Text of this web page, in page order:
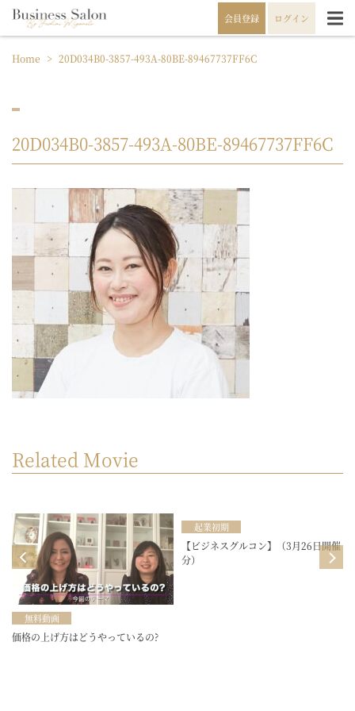
会員登録 ログイン
Home > 20D034B0-3857-493A-80BE-89467737FF6C
20D034B0-3857-493A-80BE-89467737FF6C
Related Movie
無料動画
価格の上げ方はどうやっているの?
起業初期
【ビジネスグルコン】（3月26日開催
分）